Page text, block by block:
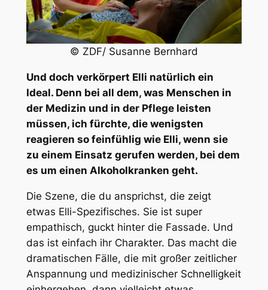
© ZDF/ Susanne Bernhard
Und doch verkörpert Elli natürlich ein
Ideal. Denn bei all dem, was Menschen in
der Medizin und in der Pflege leisten
müssen, ich fürchte, die wenigsten
reagieren so feinfühlig wie Elli, wenn sie
zu einem Einsatz gerufen werden, bei dem
es um einen Alkoholkranken geht.
Die Szene, die du ansprichst, die zeigt
etwas Elli-Spezifisches. Sie ist super
empathisch, guckt hinter die Fassade. Und
das ist einfach ihr Charakter. Das macht die
dramatischen Fälle, die mit großer zeitlicher
Anspannung und medizinischer Schnelligkeit